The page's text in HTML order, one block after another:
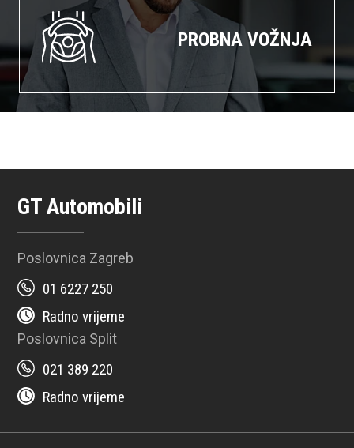
PROBNA VOŽNJA
GT Automobili
Poslovnica Zagreb
01 6227 250
Radno vrijeme
Poslovnica Split
021 389 220
Radno vrijeme